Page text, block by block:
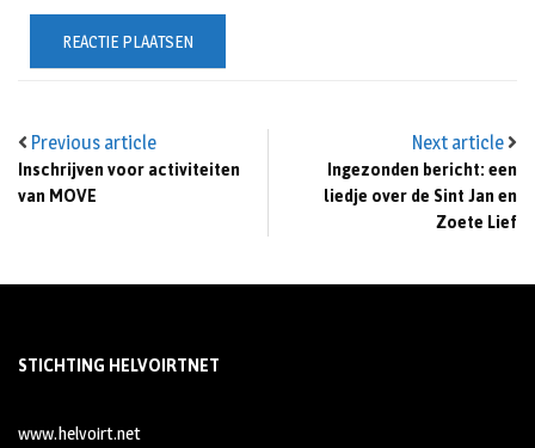
Previous article
Inschrijven voor activiteiten
van MOVE
Next article
Ingezonden bericht: een
liedje over de Sint Jan en
Zoete Lief
STICHTING HELVOIRTNET
www.helvoirt.net